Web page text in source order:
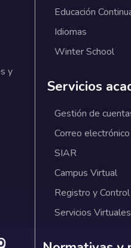
y
Educación
Idiomas
Winter School
Servicios
Gestión de
Correo electrónico
SIAR
Campus Virtual
Registro y Control
Servicios Virtuales